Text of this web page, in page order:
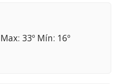
Max: 33º Mín: 16º